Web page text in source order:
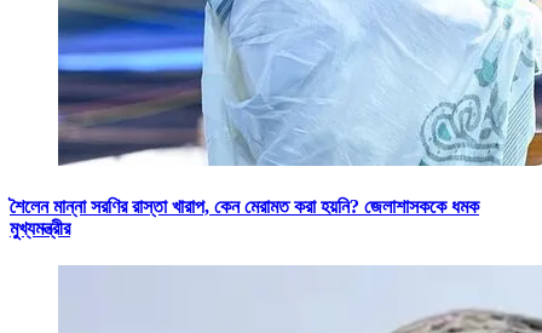
শৈলেন মান্না সরণির রাস্তা খারাপ, কেন মেরামত করা হয়নি?‌ জেলাশাসককে ধমক
মুখ্যমন্ত্রীর